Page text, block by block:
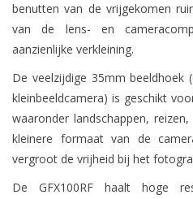
benutten van de vrijgekomen
van de lens- en
aanzienlijke verkleining.
De veelzijdige 35mm beeldhoek
kleinbeeldcamera) is geschikt
waaronder landschappen,
kleinere formaat van de
vergroot de vrijheid bij het
De GFX100RF haalt hoge